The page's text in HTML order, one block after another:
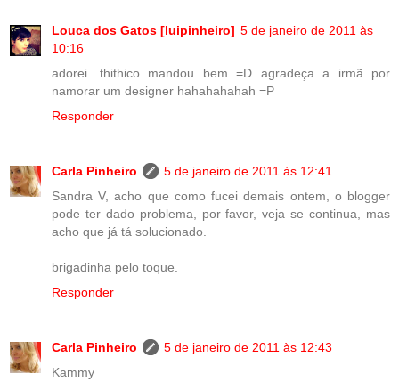
Louca dos Gatos [luipinheiro] 5 de janeiro de 2011 às
10:16
adorei. thithico mandou bem =D agradeça a irmã por
namorar um designer hahahahahah =P
Responder
Carla Pinheiro
5 de janeiro de 2011 às 12:41
Sandra V, acho que como fucei demais ontem, o blogger
pode ter dado problema, por favor, veja se continua, mas
acho que já tá solucionado.
brigadinha pelo toque.
Responder
Carla Pinheiro
5 de janeiro de 2011 às 12:43
Kammy